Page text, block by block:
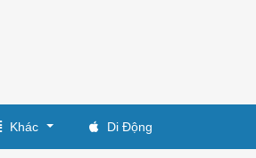
Khác Di Động